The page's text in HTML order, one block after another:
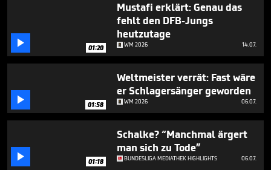
 01:20
Mustafi erklärt: Genau das
fehlt den DFB-Jungs
heutzutage
WM 2026 14.07.
 01:58
Weltmeister verrät: Fast wäre
er Schlagersänger geworden
WM 2026 06.07.
 01:18
Schalke? “Manchmal ärgert
man sich zu Tode”
BUNDESLIGA MEDIATHEK HIGHLIGHTS 06.07.